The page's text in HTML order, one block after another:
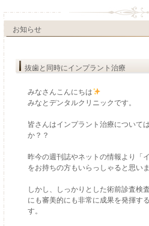
お知らせ
抜歯と同時にインプラント治療
みなさんこんにちは
みなとデンタルクリニックです。
皆さんはインプラント治療について
か？？
昨今の週刊誌やネットの情報より「
をお持ちの方もいらっしゃると思いま
しかし、しっかりとした術前診査検
にも審美的にも非常に成果を発揮す
す。